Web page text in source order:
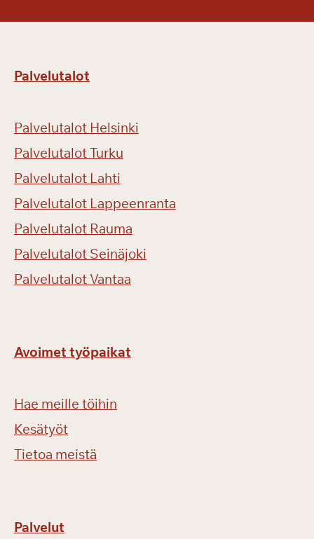
Palvelutalot
Palvelutalot Helsinki
Palvelutalot Turku
Palvelutalot Lahti
Palvelutalot Lappeenranta
Palvelutalot Rauma
Palvelutalot Seinäjoki
Palvelutalot Vantaa
Avoimet työpaikat
Hae meille töihin
Kesätyöt
Tietoa meistä
Palvelut